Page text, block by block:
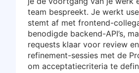
team bespreekt. Je werkt
stemt af met frontend-
benodigde backend-API’s,
requests klaar voor review
refinement-sessies met de
om acceptatiecriteria te